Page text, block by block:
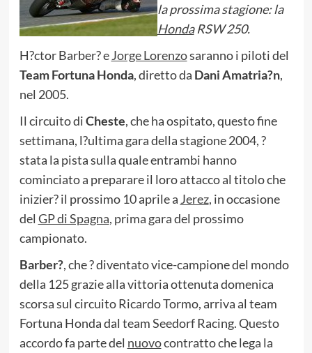
la prossima stagione: la
HondaRSW 250.
H?ctor Barber? eJorge Lorenzosaranno i piloti del
Team Fortuna Honda, diretto da Dani Amatria?n,
nel 2005.
Il circuito diCheste, che ha ospitato, questo fine
settimana, l?ultima gara della stagione 2004, ?
stata la pista sulla quale entrambi hanno
cominciato a preparare il loro attacco al titolo che
inizier? il prossimo 10 aprile a Jerez, in occasione
del GP di Spagna, prima gara del prossimo
campionato.
Barber?, che ? diventato vice-campione del mondo
della 125 grazie alla vittoria ottenuta domenica
scorsa sul circuito Ricardo Tormo, arriva al team
Fortuna Honda dal team Seedorf Racing. Questo
accordo fa parte del nuovocontratto che lega la